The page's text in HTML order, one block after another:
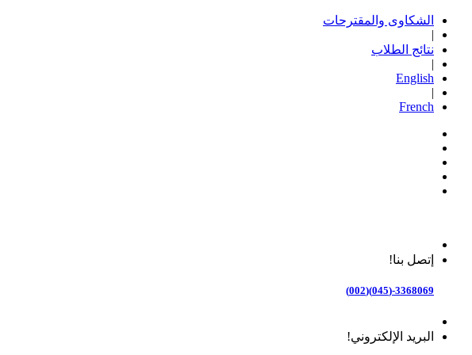
الشكاوى والمقترحات
|
نتائج الطلاب
|
English
|
French
إتصل بنا!
3368069-(045)(002)
البريد الإلكتروني!